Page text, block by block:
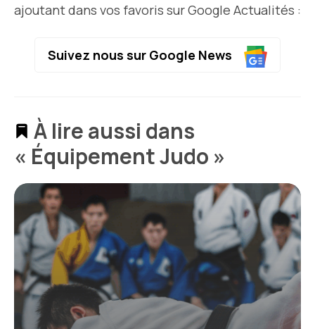
ajoutant dans vos favoris sur Google Actualités :
Suivez nous sur Google News
À lire aussi dans
« Équipement Judo »